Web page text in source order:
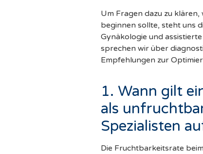
Um Fragen dazu zu
beginnen sollte, steht uns
Gynäkologie und
sprechen wir über
Empfehlungen zur
1. Wann gilt
als
Spezialisten
Die Fruchtbarkeitsrate